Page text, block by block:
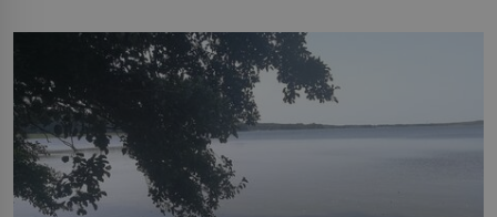
Boskovice na okraji Drahanské vrchoviny vznikla někdy
ve13. století, a už v roce 1313 kronikáři zaznamenali